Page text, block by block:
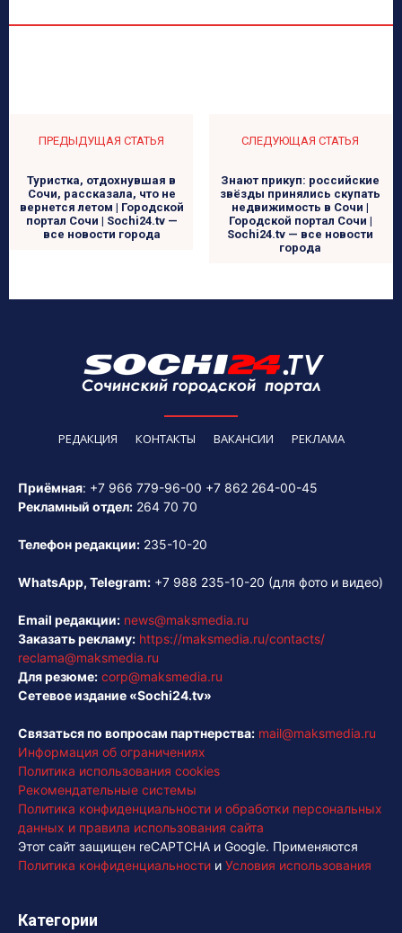
ПРЕДЫДУЩАЯ СТАТЬЯ
Туристка, отдохнувшая в
Сочи, рассказала, что не
вернется летом | Городской
портал Сочи | Sochi24.tv —
все новости города
СЛЕДУЮЩАЯ СТАТЬЯ
Знают прикуп: российские
звёзды принялись скупать
недвижимость в Сочи |
Городской портал Сочи |
Sochi24.tv — все новости
города
РЕДАКЦИЯ КОНТАКТЫ ВАКАНСИИ РЕКЛАМА
Приёмная: +7 966 779-96-00 +7 862 264-00-45
Рекламный отдел: 264 70 70
Телефон редакции: 235-10-20
WhatsApp, Telegram: +7 988 235-10-20 (для фото и видео)
Email редакции: news@maksmedia.ru
Заказать рекламу: https://maksmedia.ru/contacts/
reclama@maksmedia.ru
Для резюме: corp@maksmedia.ru
Сетевое издание «Sochi24.tv»
Связаться по вопросам партнерства: mail@maksmedia.ru
Информация об ограничениях
Политика использования cookies
Рекомендательные системы
Политика конфиденциальности и обработки персональных
данных и правила использования сайта
Этот сайт защищен reCAPTCHA и Google. Применяются
Политика конфиденциальности и Условия использования
Категории